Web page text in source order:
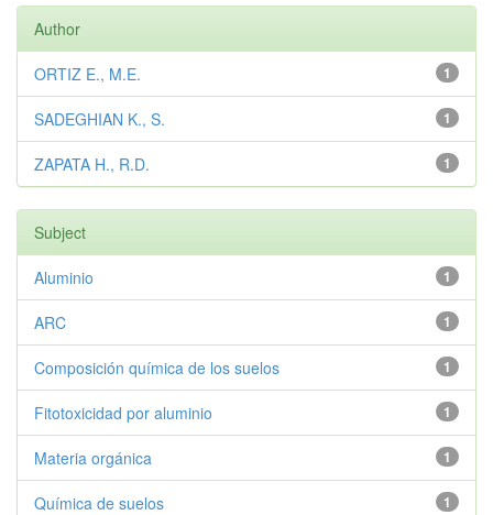
Author
1
ORTIZ E., M.E.
1
SADEGHIAN K., S.
1
ZAPATA H., R.D.
Subject
1
Aluminio
1
ARC
1
Composición química de los suelos
1
Fitotoxicidad por aluminio
1
Materia orgánica
1
Química de suelos